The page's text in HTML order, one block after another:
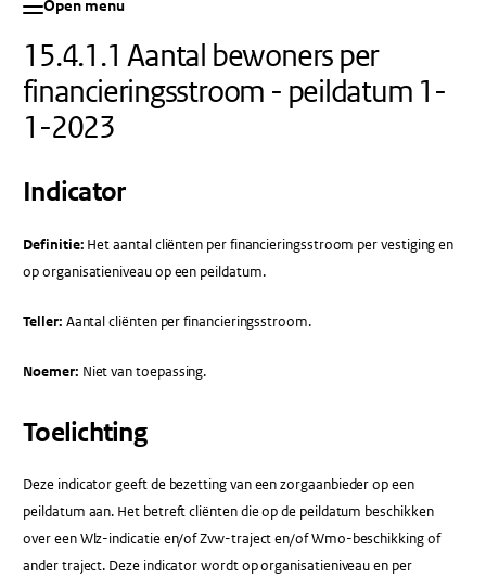
Open menu
15.4.1.1 Aantal bewoners per
financieringsstroom - peildatum 1-
1-2023
Indicator
Definitie: Het aantal cliënten per financieringsstroom per vestiging en
op organisatieniveau op een peildatum.
Teller: Aantal cliënten per financieringsstroom.
Noemer: Niet van toepassing.
Toelichting
Deze indicator geeft de bezetting van een zorgaanbieder op een
peildatum aan. Het betreft cliënten die op de peildatum beschikken
over een Wlz-indicatie en/of Zvw-traject en/of Wmo-beschikking of
ander traject. Deze indicator wordt op organisatieniveau en per